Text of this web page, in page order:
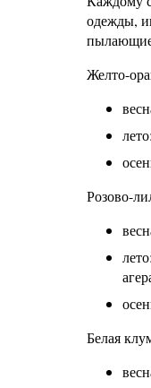
одежды,
пылающие
Желто-
Розово-
Белая